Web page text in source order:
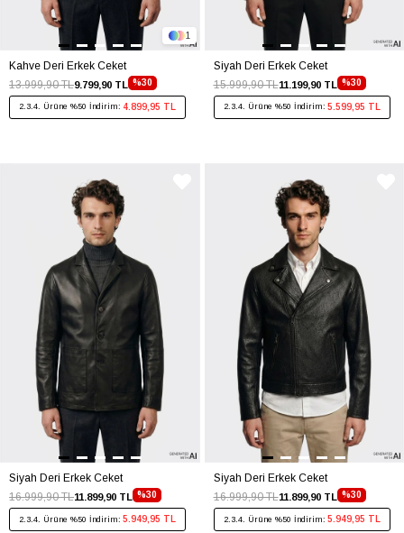
Kahve Deri Erkek Ceket
%30
9.799,90 TL
13.999,90 TL
2.3.4. Ürüne %50 İndirim: 4.899,95 TL
1
Siyah Deri Erkek Ceket
%30
11.199,90 TL
15.999,90 TL
2.3.4. Ürüne %50 İndirim: 5.599,95 TL
Siyah Deri Erkek Ceket
%30
11.899,90 TL
16.999,90 TL
2.3.4. Ürüne %50 İndirim: 5.949,95 TL
Siyah Deri Erkek Ceket
%30
11.899,90 TL
16.999,90 TL
2.3.4. Ürüne %50 İndirim: 5.949,95 TL